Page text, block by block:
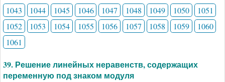
1043 1044 1045 1046 1047 1048 1049 1050
1051
1052
1053 1054 1055 1056 1057 1058 1059
1060
1061
39. Решение линейных неравенств, содержащих
переменную под знаком модуля